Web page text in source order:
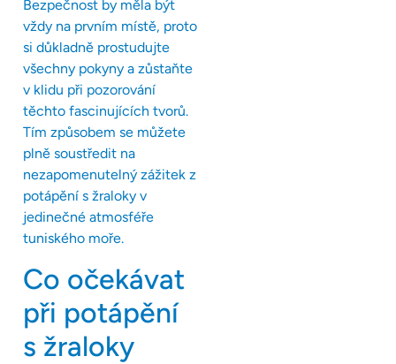
Bezpečnost by měla být
vždy na prvním místě, proto
si důkladně prostudujte
všechny pokyny a zůstaňte
v klidu při pozorování
těchto fascinujících tvorů.
Tím způsobem se můžete
plně soustředit na
nezapomenutelný zážitek z
potápění s žraloky v
jedinečné atmosféře
tuniského moře.
Co očekávat
při potápění
s žraloky